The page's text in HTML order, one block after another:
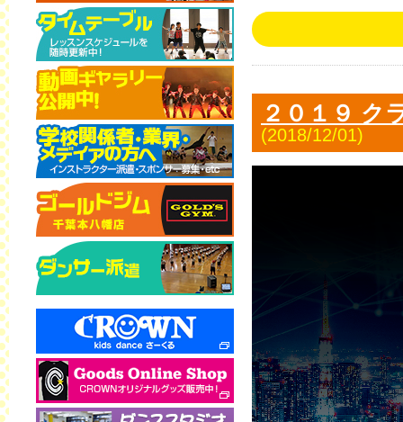
２０１９ ク
(2018/12/01)